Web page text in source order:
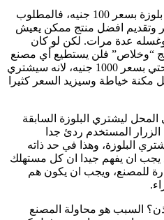
مثلا لو كان المستهلك يريد شراء بلوزة بسعر 100 جنيه، فالمطلوب
وتقديم افضل منتج ممكن يعيش
عدة مرات. لكن لو كان
“وخلاص” فلن يستطيع أي مصنع
انتاج البلوزة بسعر 100 جنيه ولا حتي بسعر 1000 جنيه، لانه سيشتري
خياطة وسيزيد السعر كثيرا
المحل ليشتري البلوزة السابقة
ان الزرار المستخدم ردئ جدا
البلوزة، وهذا في حد ذاته
يجب ان يفهم جيدا ان كل مستهلك
للمصنع، ويجب ان يكون هم
السبب هو محاولة المصنع